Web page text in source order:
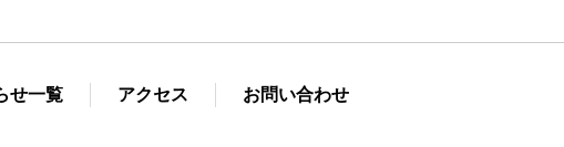
せ一覧 アクセス お問い合わせ